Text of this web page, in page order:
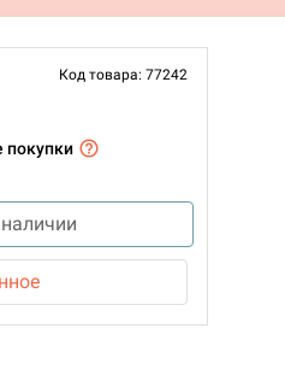
Код товара: 77242
покупки